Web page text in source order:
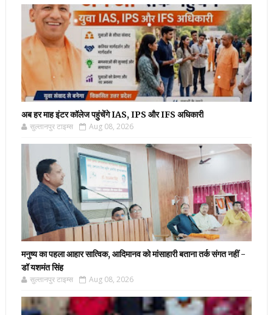
अब हर माह इंटर कॉलेज पहुंचेंगे IAS, IPS और IFS अधिकारी
सुल्तानपुर टाइम्स Aug 08, 2026
मनुष्य का पहला आहार सात्विक, आदिमानव को मांसाहारी बताना तर्क संगत नहीं -
डॉ यशमंत सिंह
सुल्तानपुर टाइम्स Aug 08, 2026